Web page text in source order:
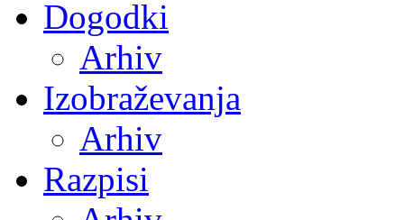
Dogodki
Arhiv
Izobraževanja
Arhiv
Razpisi